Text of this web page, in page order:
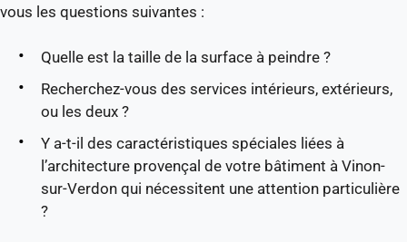
vous les questions suivantes :
Quelle est la taille de la surface à peindre ?
Recherchez-vous des services intérieurs, extérieurs,
ou les deux ?
Y a-t-il des caractéristiques spéciales liées à
l’architecture provençal de votre bâtiment à Vinon-
sur-Verdon qui nécessitent une attention particulière
?